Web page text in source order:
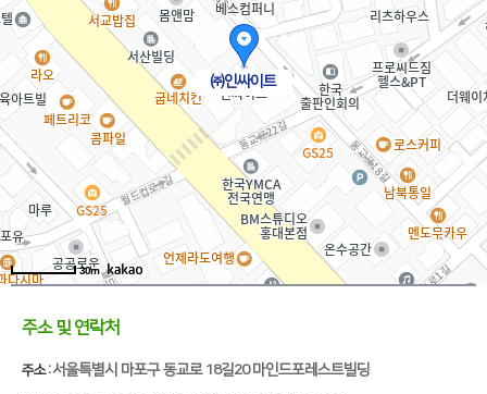
㈜인싸이트
30m
주소 및 연락처
주소 :서울특별시 마포구 동교로 18길20 마인드포레스트빌딩